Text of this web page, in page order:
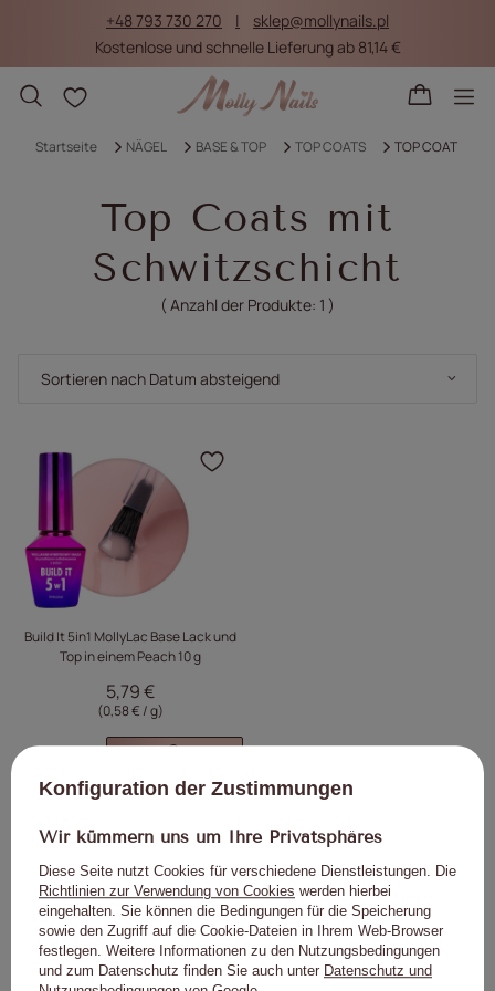
+48 793 730 270
sklep@mollynails.pl
Kostenlose und schnelle Lieferung ab 81,14 €
Einkaufslisten
Startseite NÄGEL BASE & TOP TOP COATS TOP COAT
Top Coats mit
Schwitzschicht
( Anzahl der Produkte: 1 )
Sortierung ändern
Sortieren nach Datum absteigend
Build It 5in1 MollyLac Base Lack und
Top in einem Peach 10 g
5,79 €
(0,58 € / g)
Klicken Sie, um das
Wir empfehlen
Klicken Sie, um das
Konfiguration der Zustimmungen
Wir kümmern uns um Ihre Privatsphäres
Diese Seite nutzt Cookies für verschiedene Dienstleistungen. Die
Richtlinien zur Verwendung von Cookies werden hierbei
eingehalten. Sie können die Bedingungen für die Speicherung
sowie den Zugriff auf die Cookie-Dateien in Ihrem Web-Browser
festlegen. Weitere Informationen zu den Nutzungsbedingungen
und zum Datenschutz finden Sie auch unter Datenschutz und